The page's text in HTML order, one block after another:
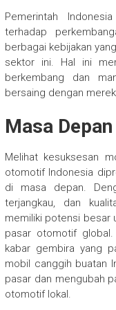
Pemerintah
terhadap
berbagai kebijakan
sektor ini. Hal ini
berkembang dan
bersaing dengan
Masa
Melihat kesuksesan
otomotif Indonesia
di masa depan.
terjangkau, dan
memiliki potensi besar
pasar otomotif
kabar gembira yang
mobil canggih buatan
pasar dan mengubah
otomotif lokal.